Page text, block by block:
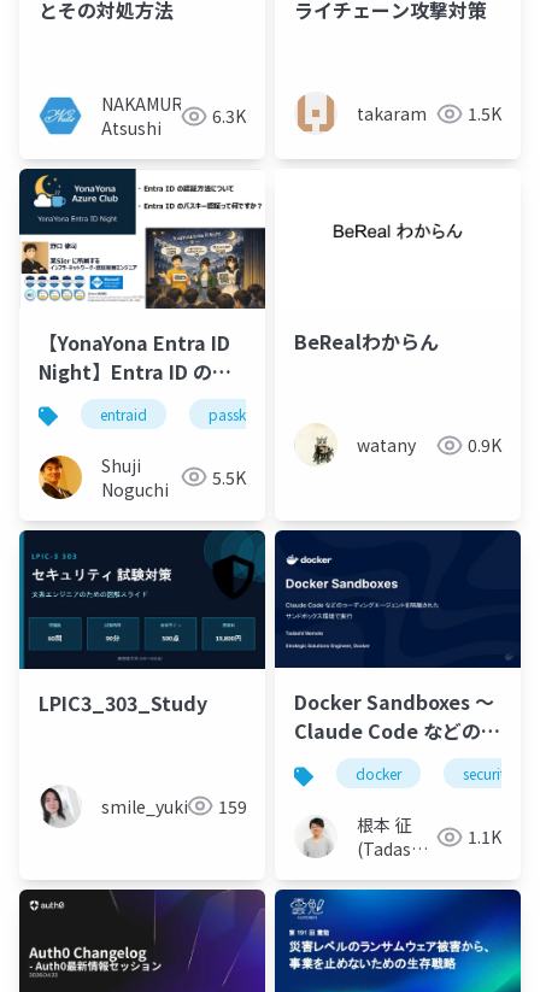
とその対処方法
NAKAMURA
Atsushi
6.3K
ライチェーン攻撃対策
takaram 1.5K
【YonaYona Entra ID
Night】Entra ID の認
証方式について／Entra
ID のパスキーって何で
すか？
entraid passkey
Shuji
Noguchi
5.5K
BeRealわからん
watany 0.9K
LPIC3_303_Study
smile_yukiko_it159
Docker Sandboxes 〜
Claude Code などのコ
ーディングエージェン
トを隔離されたサンド
ボックス環境で実行 〜
docker security
根本 征
(Tadashi
1.1K